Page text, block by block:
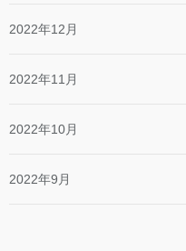
2022年12月
2022年11月
2022年10月
2022年9月